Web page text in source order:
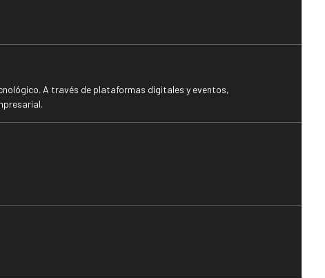
A través de plataformas digitales y eventos,